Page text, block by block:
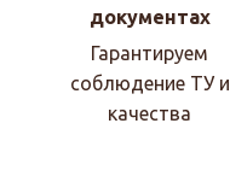
документах
Гарантируем
соблюдение ТУ и
качества